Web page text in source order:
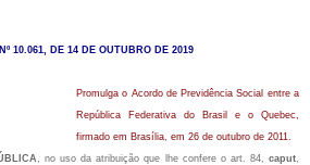
10.061, DE 14 DE OUTUBRO DE 2019
Promulga o Acordo de Previdência Social entre a
República Federativa do Brasil e o Quebec,
firmado em Brasília, em 26 de outubro de 2011.
, no uso da atribuição que lhe confere o art. 84,caput